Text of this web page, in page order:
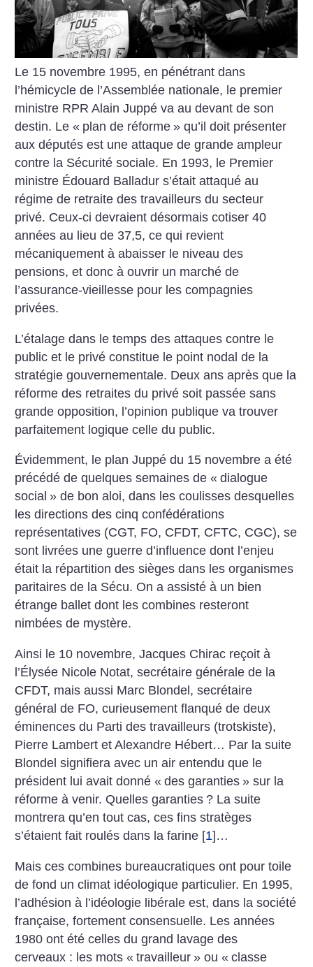
Le 15 novembre 1995, en pénétrant dans
l’hémicycle de l’Assemblée nationale, le premier
ministre RPR Alain Juppé va au devant de son
destin. Le « plan de réforme » qu’il doit présenter
aux députés est une attaque de grande ampleur
contre la Sécurité sociale. En 1993, le Premier
ministre Édouard Balladur s’était attaqué au
régime de retraite des travailleurs du secteur
privé. Ceux-ci devraient désormais cotiser 40
années au lieu de 37,5, ce qui revient
mécaniquement à abaisser le niveau des
pensions, et donc à ouvrir un marché de
l’assurance-vieillesse pour les compagnies
privées.
L’étalage dans le temps des attaques contre le
public et le privé constitue le point nodal de la
stratégie gouvernementale. Deux ans après que la
réforme des retraites du privé soit passée sans
grande opposition, l’opinion publique va trouver
parfaitement logique celle du public.
Évidemment, le plan Juppé du 15 novembre a été
précédé de quelques semaines de « dialogue
social » de bon aloi, dans les coulisses desquelles
les directions des cinq confédérations
représentatives (CGT, FO, CFDT, CFTC, CGC), se
sont livrées une guerre d’influence dont l’enjeu
était la répartition des sièges dans les organismes
paritaires de la Sécu. On a assisté à un bien
étrange ballet dont les combines resteront
nimbées de mystère.
Ainsi le 10 novembre, Jacques Chirac reçoit à
l’Élysée Nicole Notat, secrétaire générale de la
CFDT, mais aussi Marc Blondel, secrétaire
général de FO, curieusement flanqué de deux
éminences du Parti des travailleurs (trotskiste),
Pierre Lambert et Alexandre Hébert… Par la suite
Blondel signifiera avec un air entendu que le
président lui avait donné « des garanties » sur la
réforme à venir. Quelles garanties ? La suite
montrera qu’en tout cas, ces fins stratèges
s’étaient fait roulés dans la farine [1]…
Mais ces combines bureaucratiques ont pour toile
de fond un climat idéologique particulier. En 1995,
l’adhésion à l’idéologie libérale est, dans la société
française, fortement consensuelle. Les années
1980 ont été celles du grand lavage des
cerveaux : les mots « travailleur » ou « classe